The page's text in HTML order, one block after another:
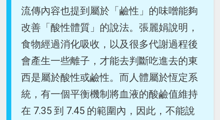
流傳內容也提到屬於「鹼性」的味噌能夠
改善「酸性體質」的說法。張麗娟說明，
食物經過消化吸收，以及很多代謝過程後
會產生一些離子，才能去判斷吃進去的東
西是屬於酸性或鹼性。而人體屬於恆定系
統，有一個平衡機制將血液的酸鹼值維持
在 7.35 到 7.45 的範圍內，因此，不能說